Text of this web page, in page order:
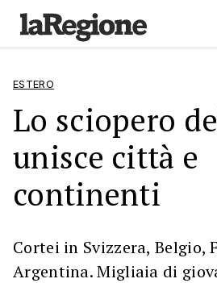
ESTERO
Lo sciopero
unisce città e
continenti
Cortei in Svizzera, Belgio,
Argentina. Migliaia di